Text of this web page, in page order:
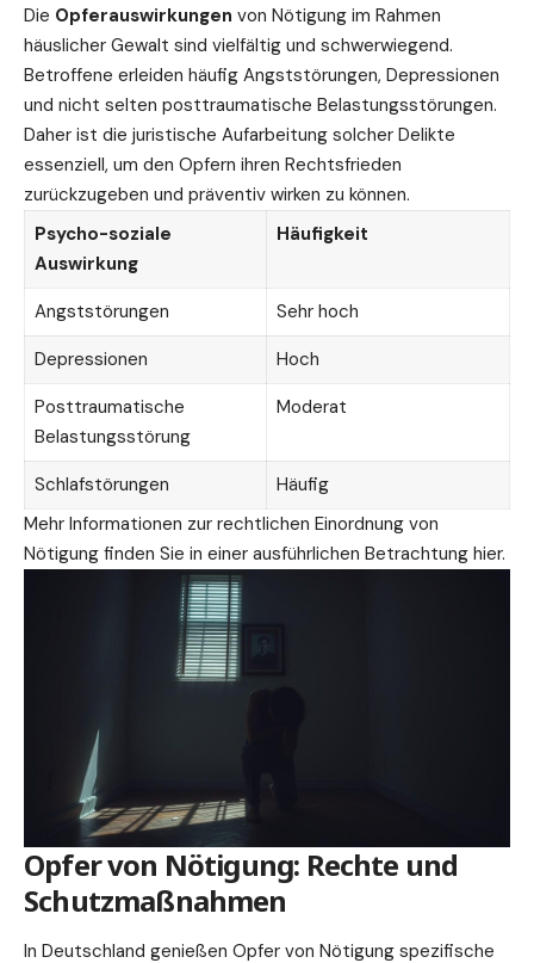
Die Opferauswirkungen von Nötigung im Rahmen
häuslicher Gewalt sind vielfältig und schwerwiegend.
Betroffene erleiden häufig Angststörungen, Depressionen
und nicht selten posttraumatische Belastungsstörungen.
Daher ist die juristische Aufarbeitung solcher Delikte
essenziell, um den Opfern ihren Rechtsfrieden
zurückzugeben und präventiv wirken zu können.
Psycho-soziale
Auswirkung
Häufigkeit
Angststörungen
Sehr hoch
Depressionen
Hoch
Posttraumatische
Belastungsstörung
Moderat
Schlafstörungen
Häufig
Mehr Informationen zur rechtlichen Einordnung von
Nötigung finden Sie in einer ausführlichen Betrachtung hier.
Opfer von Nötigung: Rechte und
Schutzmaßnahmen
In Deutschland genießen Opfer von Nötigung spezifische